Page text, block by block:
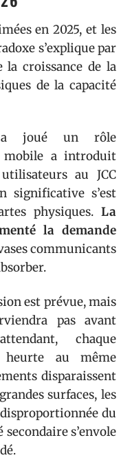
en 2025, et les
s’explique par
la croissance de la
de la capacité
a joué un rôle
mobile a introduit
au JCC
significative s’est
physiques. La
la demande
communicants
est prévue, mais
pas avant
chaque
heurte au même
disparaissent
surfaces, les
du
s’envole